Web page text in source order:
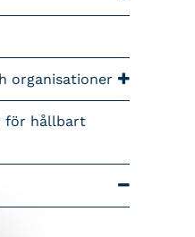
organisationer
för hållbart